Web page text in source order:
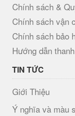
Chính sách &
Chính sách vận
Chính sách bảo
Hướng dẫn
TIN TỨC
Giới Thiệu
Ý nghĩa và màu